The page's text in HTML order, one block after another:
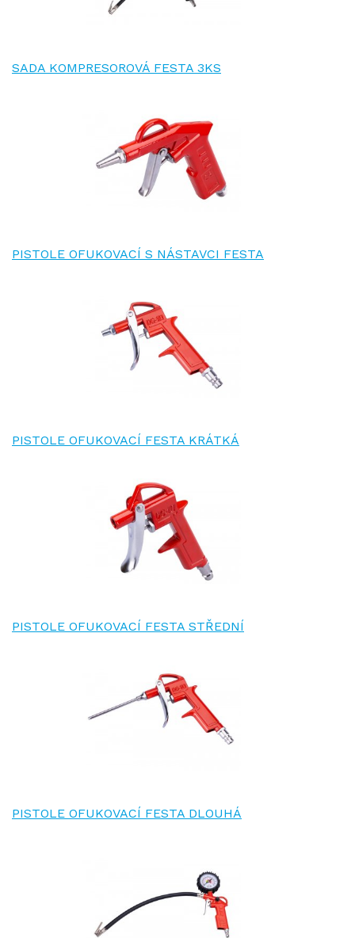
SADA KOMPRESOROVÁ FESTA 3KS
PISTOLE OFUKOVACÍ S NÁSTAVCI FESTA
PISTOLE OFUKOVACÍ FESTA KRÁTKÁ
PISTOLE OFUKOVACÍ FESTA STŘEDNÍ
PISTOLE OFUKOVACÍ FESTA DLOUHÁ